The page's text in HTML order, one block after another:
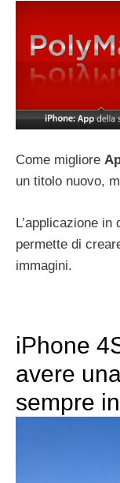
Come migliore
un titolo nuovo,
L’applicazione
permette di
immagini.
iPhone
avere
sempre